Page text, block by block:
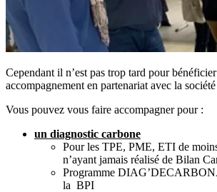
Cependant il n’est pas trop tard pour bénéficier
accompagnement en partenariat avec la
Vous pouvez vous faire accompagner pour :
un diagnostic carbone
Pour les TPE, PME, ETI de
n’ayant jamais réalisé de Bilan
Programme
la BPI